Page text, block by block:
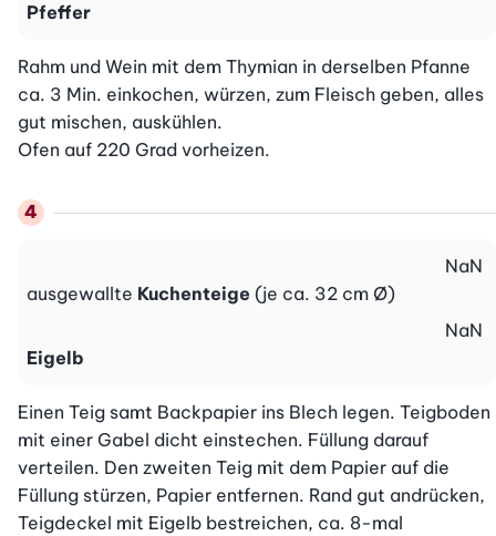
Pfeffer
Rahm und Wein mit dem Thymian in derselben Pfanne
ca. 3 Min. einkochen, würzen, zum Fleisch geben, alles
gut mischen, auskühlen.
Ofen auf 220 Grad vorheizen.
ausgewallte Kuchenteige (je ca. 32 cm Ø)
NaN
Eigelb
NaN
Einen Teig samt Backpapier ins Blech legen. Teigboden
mit einer Gabel dicht einstechen. Füllung darauf
verteilen. Den zweiten Teig mit dem Papier auf die
Füllung stürzen, Papier entfernen. Rand gut andrücken,
Teigdeckel mit Eigelb bestreichen, ca. 8-mal